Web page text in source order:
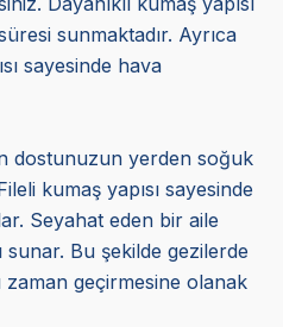
sunmaktadır. Ayrıca
sayesinde hava
dostunuzun yerden soğuk
kumaş yapısı sayesinde
Seyahat eden bir aile
sunar. Bu şekilde gezilerde
geçirmesine olanak